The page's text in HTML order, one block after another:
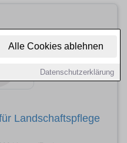
Alle Cookies ablehnen
Datenschutzerklärung
Landschaftspflege